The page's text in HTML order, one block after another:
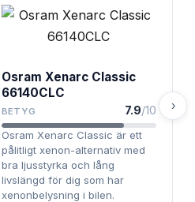
Osram Xenarc Classic
66140CLC
BETYG 7.9/10
Osram Xenarc Classic är ett
pålitligt xenon-alternativ med
bra ljusstyrka och lång
livslängd för dig som har
xenonbelysning i bilen.
›